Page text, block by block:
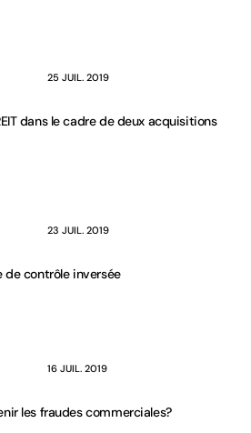
25 JUIL. 2019
dans le cadre de deux acquisitions
23 JUIL. 2019
de contrôle inversée
16 JUIL. 2019
les fraudes commerciales?